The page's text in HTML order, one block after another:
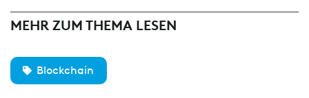
MEHR ZUM THEMA LESEN
Blockchain